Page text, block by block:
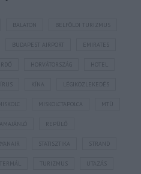
BALATON BELFÖLDI TURIZMUS
BUDAPEST AIRPORT EMIRATES
HORVÁTORSZÁG HOTEL
LÉGIKÖZLEKEDÉS
MISKOLCTAPOLCA MTÜ
STATISZTIKA STRAND
TERMÁL TURIZMUS UTAZÁS